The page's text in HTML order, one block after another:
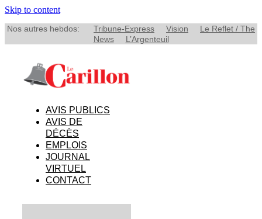
Skip to content
Nos autres hebdos: Tribune-Express Vision
Le Reflet / The
News
L’Argenteuil
AVIS PUBLICS
AVIS DE
DÉCÈS
EMPLOIS
JOURNAL
VIRTUEL
CONTACT